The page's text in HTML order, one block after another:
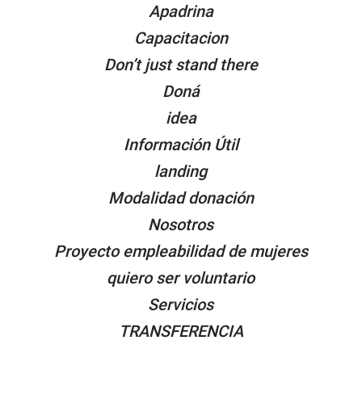
Apadrina
Capacitacion
Don’t just stand there
Doná
idea
Información Útil
landing
Modalidad donación
Nosotros
Proyecto empleabilidad de mujeres
quiero ser voluntario
Servicios
TRANSFERENCIA